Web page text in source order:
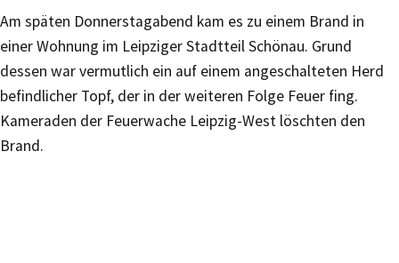
Am späten Donnerstagabend kam es zu einem Brand in
einer Wohnung im Leipziger Stadtteil Schönau. Grund
dessen war vermutlich ein auf einem angeschalteten Herd
befindlicher Topf, der in der weiteren Folge Feuer fing.
Kameraden der Feuerwache Leipzig-West löschten den
Brand.